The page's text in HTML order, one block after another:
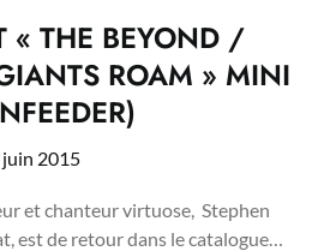
« THE BEYOND /
ROAM » MINI
juin 2015
et chanteur virtuose, Stephen
est de retour dans le catalogue…